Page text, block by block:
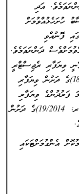
އަދި
ހުށަހެޅުއްވުމަށް
ފޮނުއްވި
ދަންނަވަމެވެ.
ވިޔަފާރި ރެޖިސްޓްރީ
ކުރުމުގެ ޤާނޫނު (ޤާނޫނު ނަންބަރ: 18/2014)ގެ ދަށުން ވިޔަފާރި
ފަރުދުންގެ ވިޔަފާރި
ރަޖިސްޓްރީ ކުރުމުގެ ޤާނޫނު (ޤާނޫނު ނަންބަރ: 19/2014)ގެ ދަށުން